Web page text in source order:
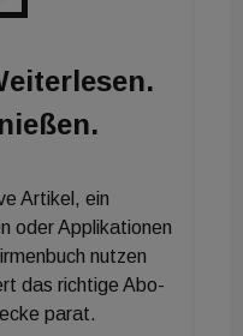
Artikel, ein
oder Applikationen
nutzen
das richtige Abo-
parat.